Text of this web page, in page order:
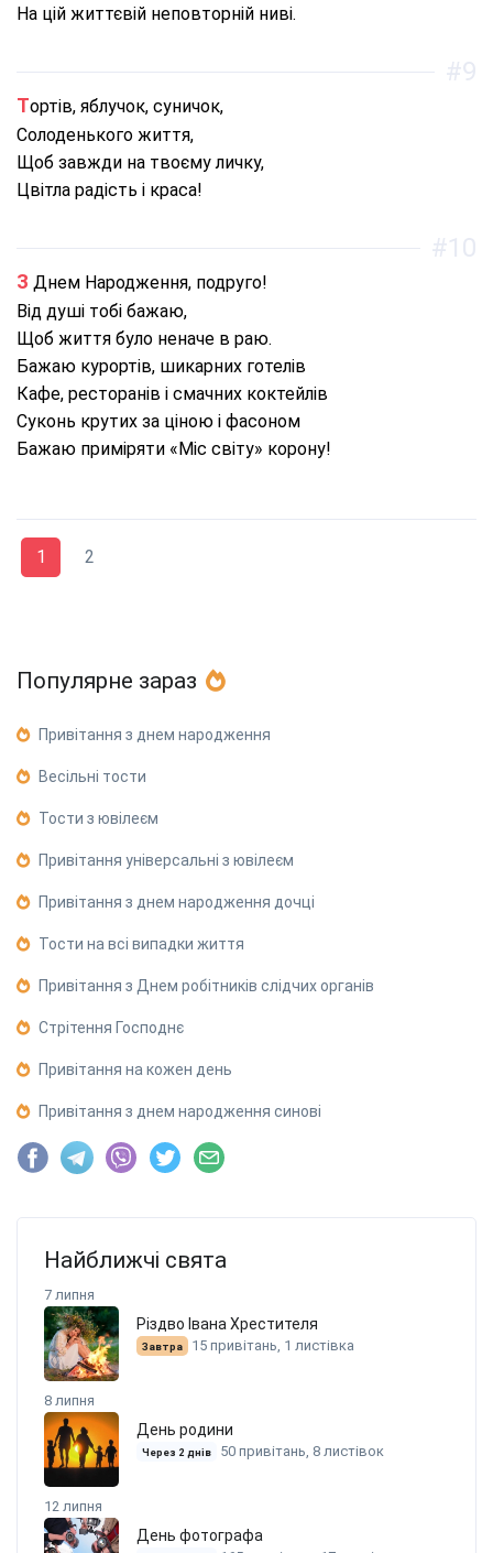
На цій життєвій неповторній ниві.
Тортів, яблучок, суничок,
Солоденького життя,
Щоб завжди на твоєму личку,
Цвітла радість і краса!
#9
З Днем Народження, подруго!
Від душі тобі бажаю,
Щоб життя було неначе в раю.
Бажаю курортів, шикарних готелів
Кафе, ресторанів і смачних коктейлів
Суконь крутих за ціною і фасоном
Бажаю приміряти «Міс світу» корону!
#10
1 2
Популярне зараз
Привітання з днем народження
Весільні тости
Тости з ювілеєм
Привітання універсальні з ювілеєм
Привітання з днем народження дочці
Тости на всі випадки життя
Привітання з Днем робітників слідчих органів
Стрітення Господнє
Привітання на кожен день
Привітання з днем народження синові
Найближчі свята
7 липня
Різдво Івана Хрестителя
Завтра 15 привітань, 1 листівка
8 липня
День родини
Через 2 днів 50 привітань, 8 листівок
12 липня
День фотографа